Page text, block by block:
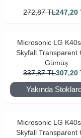
272,87 TL247,20
Microsonic LG K40s
Skyfall Transparent
Gümüş
337,87 TL307,20
Yakında
Microsonic LG K40s
Skyfall Transparent